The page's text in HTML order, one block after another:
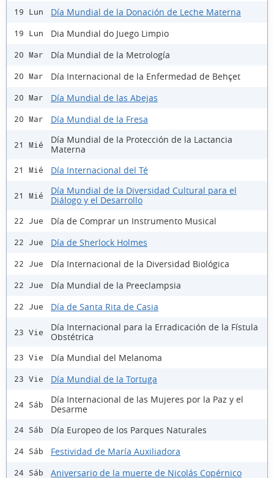
19 Lun Día Mundial de la Donación de Leche Materna
19 Lun Dia Mundial do Juego Limpio
20 Mar Día Mundial de la Metrología
20 Mar Día Internacional de la Enfermedad de Behçet
20 Mar Día Mundial de las Abejas
20 Mar Día Mundial de la Fresa
21 Mié
Día Mundial de la Protección de la Lactancia
Materna
21 Mié Día Internacional del Té
21 Mié
Día Mundial de la Diversidad Cultural para el
Diálogo y el Desarrollo
22 Jue Día de Comprar un Instrumento Musical
22 Jue Día de Sherlock Holmes
22 Jue Día Internacional de la Diversidad Biológica
22 Jue Día Mundial de la Preeclampsia
22 Jue Día de Santa Rita de Casia
23 Vie
Día Internacional para la Erradicación de la Fístula
Obstétrica
23 Vie Día Mundial del Melanoma
23 Vie Día Mundial de la Tortuga
24 Sáb
Día Internacional de las Mujeres por la Paz y el
Desarme
24 Sáb Día Europeo de los Parques Naturales
24 Sáb Festividad de María Auxiliadora
24 Sáb Aniversario de la muerte de Nicolás Copérnico